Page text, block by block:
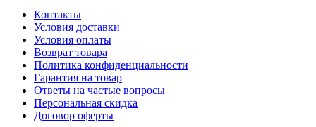
Контакты
Условия доставки
Условия оплаты
Возврат товара
Политика конфиденциальности
Гарантия на товар
Ответы на частые вопросы
Персональная скидка
Договор оферты